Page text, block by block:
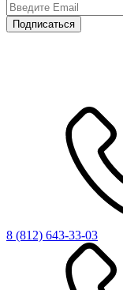
Подписаться
8 (812) 643-33-03